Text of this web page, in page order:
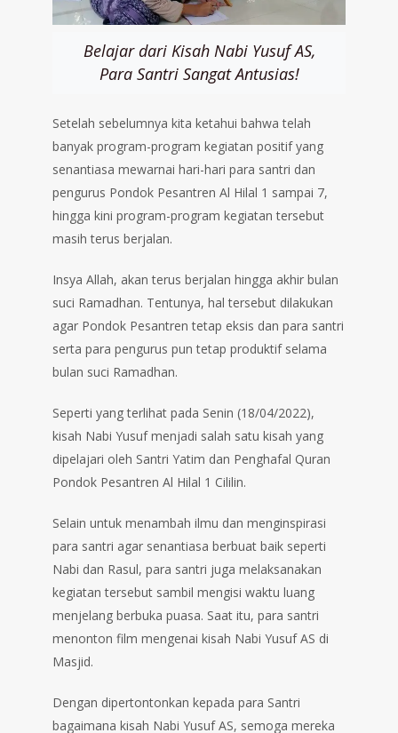
Belajar dari Kisah Nabi Yusuf AS,
Para Santri Sangat Antusias!
Setelah sebelumnya kita ketahui bahwa telah
banyak program-program kegiatan positif yang
senantiasa mewarnai hari-hari para santri dan
pengurus Pondok Pesantren Al Hilal 1 sampai 7,
hingga kini program-program kegiatan tersebut
masih terus berjalan.
Insya Allah, akan terus berjalan hingga akhir bulan
suci Ramadhan. Tentunya, hal tersebut dilakukan
agar Pondok Pesantren tetap eksis dan para santri
serta para pengurus pun tetap produktif selama
bulan suci Ramadhan.
Seperti yang terlihat pada Senin (18/04/2022),
kisah Nabi Yusuf menjadi salah satu kisah yang
dipelajari oleh Santri Yatim dan Penghafal Quran
Pondok Pesantren Al Hilal 1 Cililin.
Selain untuk menambah ilmu dan menginspirasi
para santri agar senantiasa berbuat baik seperti
Nabi dan Rasul, para santri juga melaksanakan
kegiatan tersebut sambil mengisi waktu luang
menjelang berbuka puasa. Saat itu, para santri
menonton film mengenai kisah Nabi Yusuf AS di
Masjid.
Dengan dipertontonkan kepada para Santri
bagaimana kisah Nabi Yusuf AS, semoga mereka